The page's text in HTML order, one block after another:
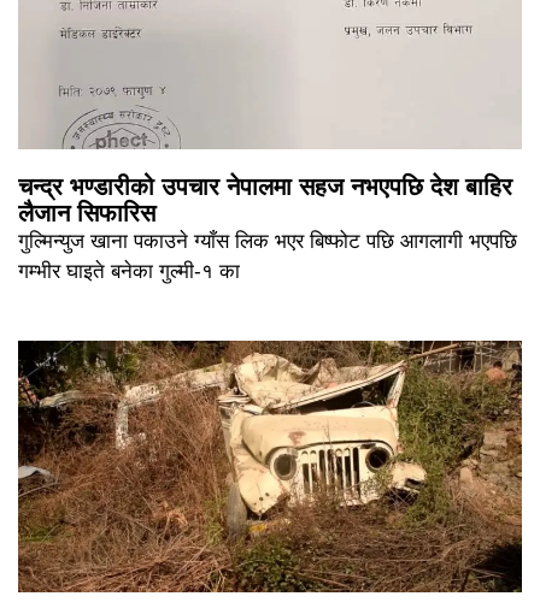
चन्द्र भण्डारीको उपचार नेपालमा सहज नभएपछि देश बाहिर
लैजान सिफारिस
गुल्मिन्युज खाना पकाउने ग्याँस लिक भएर बिष्फोट पछि आगलागी भएपछि
गम्भीर घाइते बनेका गुल्मी-१ का